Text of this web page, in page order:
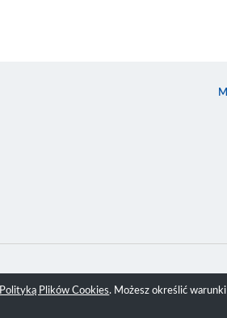
Polityką Plików Cookies. Możesz określić